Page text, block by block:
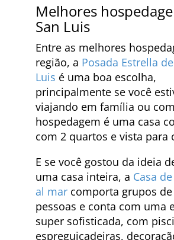
Melhores
San Luis
Entre as melhores
região, a Posada Estrella
Luis é uma boa escolha,
principalmente se você
viajando em família ou
hospedagem é uma casa
com 2 quartos e vista para
E se você gostou da ideia
uma casa inteira, a Casa
al mar comporta grupos
pessoas e conta com uma
super sofisticada, com
espreguiçadeiras,